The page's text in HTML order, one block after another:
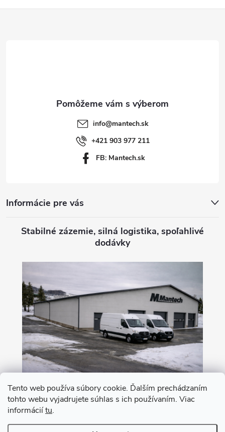
Tento web používa súbory cookie. Ďalším prechádzaním
tohto webu vyjadrujete súhlas s ich používaním. Viac
informáciítu.
info@mantech.sk
+421 903 977 211
FB: Mantech.sk
Informácie pre vás
Stabilné zázemie, silná logistika, spoľahlivé
dodávky
Nákup na leasing s 0% akontáciou